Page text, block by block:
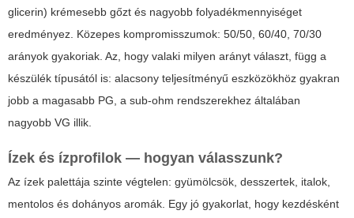
glicerin) krémesebb gőzt és nagyobb folyadékmennyiséget
eredményez. Közepes kompromisszumok: 50/50, 60/40, 70/30
arányok gyakoriak. Az, hogy valaki milyen arányt választ, függ a
készülék típusától is: alacsony teljesítményű eszközökhöz gyakran
jobb a magasabb PG, a sub-ohm rendszerekhez általában
nagyobb VG illik.
Ízek és ízprofilok — hogyan válasszunk?
Az ízek palettája szinte végtelen: gyümölcsök, desszertek, italok,
mentolos és dohányos aromák. Egy jó gyakorlat, hogy kezdésként